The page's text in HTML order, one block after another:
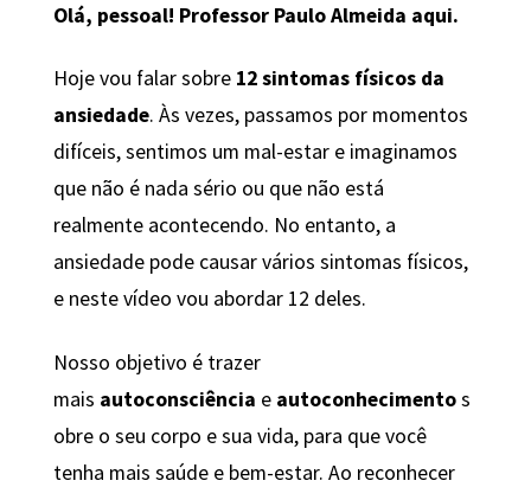
Olá, pessoal! Professor Paulo Almeida aqui.
Hoje vou falar sobre 12 sintomas físicos da
ansiedade. Às vezes, passamos por momentos
difíceis, sentimos um mal-estar e imaginamos
que não é nada sério ou que não está
realmente acontecendo. No entanto, a
ansiedade pode causar vários sintomas físicos,
e neste vídeo vou abordar 12 deles.
Nosso objetivo é trazer
mais autoconsciência e autoconhecimentos
obre o seu corpo e sua vida, para que você
tenha mais saúde e bem-estar. Ao reconhecer